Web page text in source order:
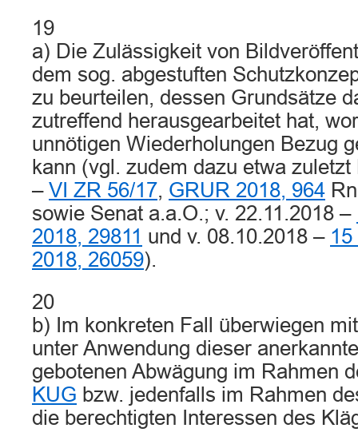
19
a) Die Zulässigkeit von
dem sog. abgestuften
zu beurteilen, dessen Grundsätze
zutreffend herausgearbeitet hat,
unnötigen Wiederholungen Bezug
kann (vgl. zudem dazu etwa
– VI ZR 56/17, GRUR 2018, 964
sowie Senat a.a.O.; v. 22.11.2018 –
2018, 29811 und v. 08.10.2018 – 15
2018, 26059).
20
b) Im konkreten Fall überwiegen
unter Anwendung dieser
gebotenen Abwägung im Rahmen
KUG bzw. jedenfalls im Rahmen
die berechtigten Interessen des